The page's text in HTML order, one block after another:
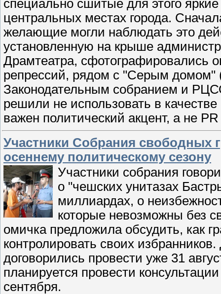
специально сшитые для этого
центральных местах города.
желающие могли наблюдать это
установленную на крыше
Драмтеатра, сфотографировались
репрессий, рядом с "Серым
Законодательным собранием и
решили не использовать в
важен политический акцент, а не
Участники Собрания свободных
осеннему политическому сезону
Участники собрания
о "чешских унитазах
миллиардах, о
которые невозможны без
омичка предложила обсудить, как
контролировать своих
договорились провести уже 31
планируется провести
сентября.